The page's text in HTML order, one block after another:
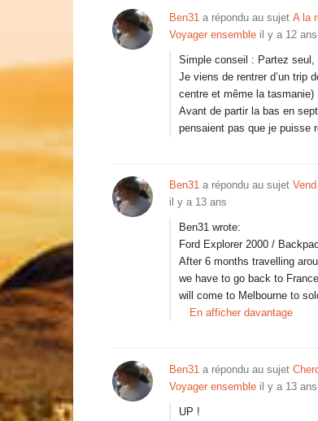
Ben31 a répondu au sujet A la
Voyager ensemble il y a 12 ans
Simple conseil : Partez seul,
Je viens de rentrer d’un trip
centre et même la tasmanie)
Avant de partir la bas en
pensaient pas que je puisse
Ben31 a répondu au sujet
il y a 13 ans
Ben31 wrote:
Ford Explorer 2000 /
After 6 months travelling
we have to go back to
will come to Melbourne to
En afficher davantage
Ben31 a répondu au sujet
Voyager ensemble il y a 13 ans
UP !